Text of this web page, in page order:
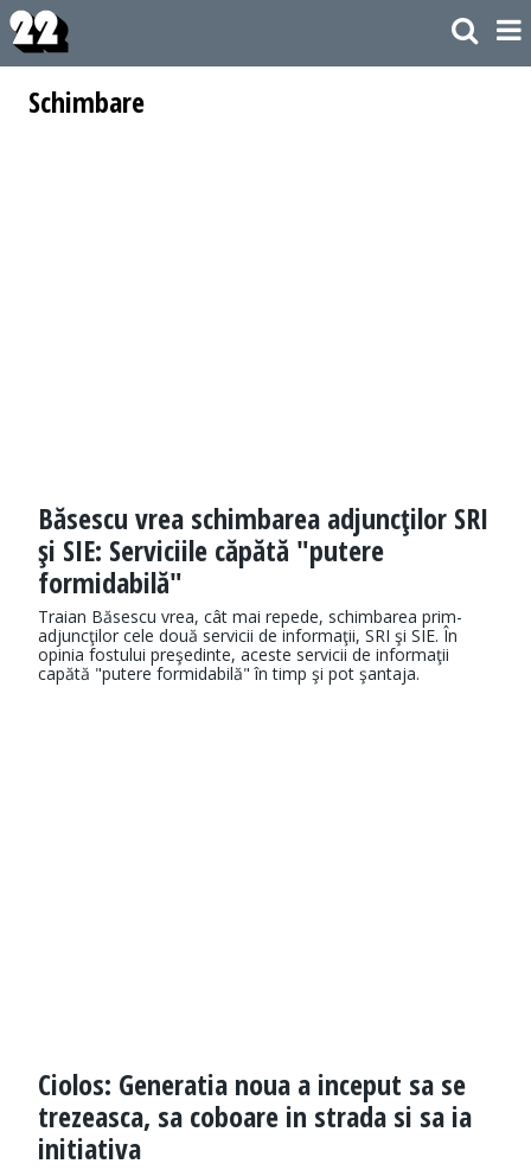
Schimbare
Băsescu vrea schimbarea adjuncţilor SRI
şi SIE: Serviciile căpătă "putere
formidabilă"
Traian Băsescu vrea, cât mai repede, schimbarea prim-
adjuncţilor cele două servicii de informaţii, SRI şi SIE. În
opinia fostului preşedinte, aceste servicii de informaţii
capătă "putere formidabilă" în timp şi pot şantaja.
Ciolos: Generatia noua a inceput sa se
trezeasca, sa coboare in strada si sa ia
initiativa